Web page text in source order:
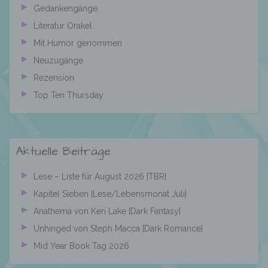
Gedankengänge
Literatur Orakel
Mit Humor genommen
Neuzugänge
Rezension
Top Ten Thursday
Aktuelle Beiträge
Lese – Liste für August 2026 [TBR]
Kapitel Sieben [Lese/Lebensmonat Juli]
Anathema von Keri Lake [Dark Fantasy]
Unhinged von Steph Macca [Dark Romance]
Mid Year Book Tag 2026
einer Erklärung oder einer sonstigen
eindeutigen bestätigenden Handlung, mit der
sie mit der Verarbeitung der sie betreffenden
personenbezogenen Daten einverstanden
Verantwortlicher im Sinne der Datenschutz-
Grundverordnung, sonstiger in den Mitgliedstaaten
Datenschutzgesetze und anderer Bestimmungen
mit datenschutzrechtlichem Charakter ist die:
Mandy König, Spandauer Damm 82, 14059 Berlin,
Deutschland,
E-Mail: calispassion@gmx.de